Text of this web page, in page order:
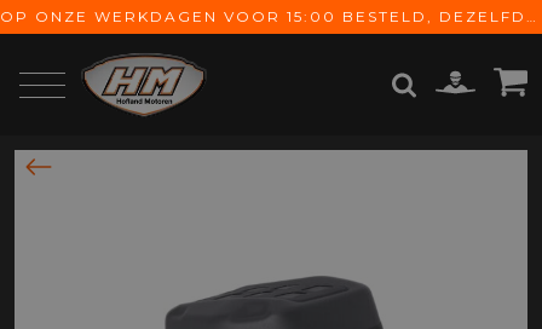
OP ONZE WERKDAGEN VOOR 15:00 BESTELD, DEZELFDE DAG VERZONDEN! GRATIS VERZENDING VANAF € 65,-